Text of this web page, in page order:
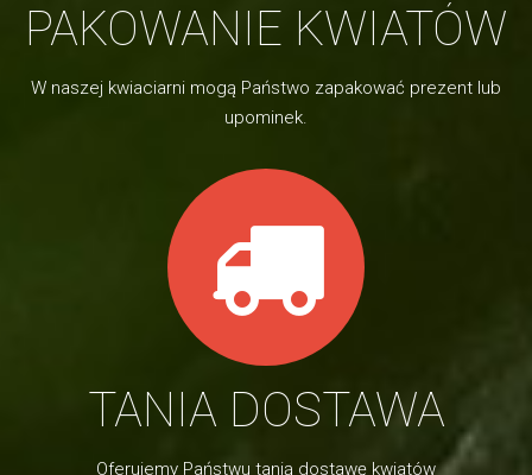
PAKOWANIE KWIATÓW
W naszej kwiaciarni mogą Państwo zapakować prezent lub
upominek.
TANIA DOSTAWA
Oferujemy Państwu tanią dostawę kwiatów